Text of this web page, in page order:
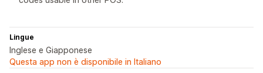
Lingue
Inglese e Giapponese
Questa app non è disponibile in Italiano